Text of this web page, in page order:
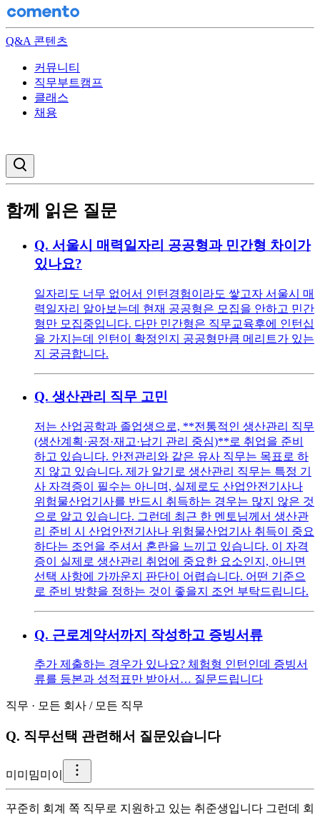
Q&A 콘텐츠
커뮤니티
직무부트캠프
클래스
채용
함께 읽은 질문
Q. 서울시 매력일자리 공공형과 민간형 차이가
있나요?
일자리도 너무 없어서 인턴경험이라도 쌓고자 서울시 매
력일자리 알아보는데 현재 공공형은 모집을 안하고 민간
형만 모집중입니다. 다만 민간형은 직무교육후에 인턴십
을 가지는데 인턴이 확정인지 공공형만큼 메리트가 있는
지 궁금합니다.
Q. 생산관리 직무 고민
저는 산업공학과 졸업생으로, **전통적인 생산관리 직무
(생산계획·공정·재고·납기 관리 중심)**로 취업을 준비
하고 있습니다. 안전관리와 같은 유사 직무는 목표로 하
지 않고 있습니다. 제가 알기로 생산관리 직무는 특정 기
사 자격증이 필수는 아니며, 실제로도 산업안전기사나
위험물산업기사를 반드시 취득하는 경우는 많지 않은 것
으로 알고 있습니다. 그런데 최근 한 멘토님께서 생산관
리 준비 시 산업안전기사나 위험물산업기사 취득이 중요
하다는 조언을 주셔서 혼란을 느끼고 있습니다. 이 자격
증이 실제로 생산관리 취업에 중요한 요소인지, 아니면
선택 사항에 가까운지 판단이 어렵습니다. 어떤 기준으
로 준비 방향을 정하는 것이 좋을지 조언 부탁드립니다.
Q. 근로계약서까지 작성하고 증빙서류
추가 제출하는 경우가 있나요? 체험형 인턴인데 증빙서
류를 등본과 성적표만 받아서… 질문드립니다
직무 · 모든 회사 / 모든 직무
Q. 직무선택 관련해서 질문있습니다
미 미밈미이
꾸준히 회계 쪽 직무로 지원하고 있는 취준생입니다 그런데 회